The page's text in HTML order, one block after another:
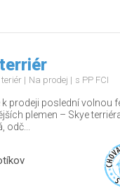
teriér Na prodej s PP FCI
k prodeji poslední volnou
plemen – Skye
odč...